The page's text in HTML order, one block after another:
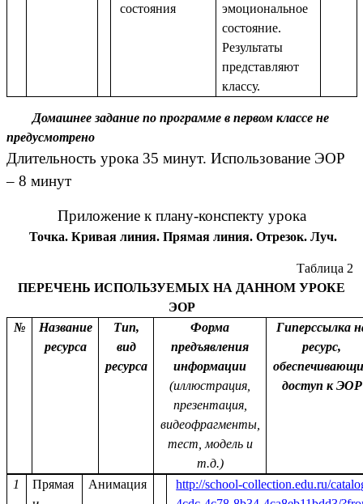
состояния
эмоциональное
состояние.
Результаты
представляют
классу.
Домашнее задание по программе в первом классе не
предусмотрено
Длительность урока 35 минут. Использование ЭОР
– 8 минут
Приложение к плану-конспекту урока
Точка. Кривая линия. Прямая линия. Отрезок. Луч.
Таблица 2
ПЕРЕЧЕНЬ ИСПОЛЬЗУЕМЫХ НА ДАННОМ УРОКЕ
ЭОР
№
Название
ресурса
Тип,
вид
ресурса
Форма
предъявления
информации
(иллюстрация,
презентация,
видеофрагменты,
тест, модель и
т.д.)
Гиперссылка
ресурс,
доступ к ЭОР
1
Прямая
Анимация
http://school-collection.edu.ru/